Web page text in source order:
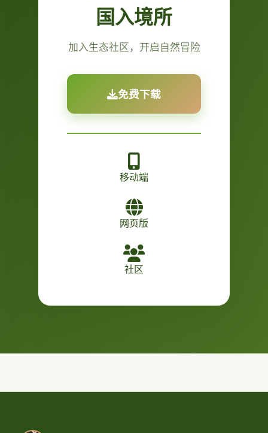
国入境所
加入生态社区，开启自然冒险
免费下载
移动端
网页版
社区